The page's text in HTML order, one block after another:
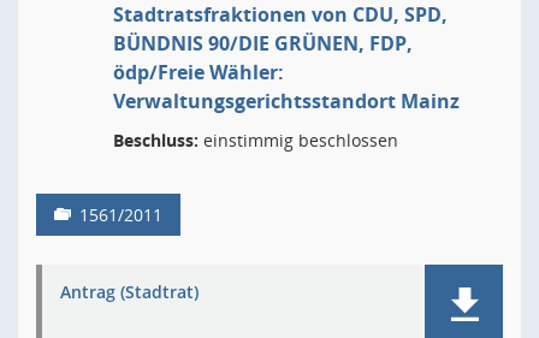
Stadtratsfraktionen von CDU, SPD,
BÜNDNIS 90/DIE GRÜNEN, FDP,
ödp/Freie Wähler:
Verwaltungsgerichtsstandort Mainz
Beschluss: einstimmig beschlossen
1561/2011
Antrag (Stadtrat)